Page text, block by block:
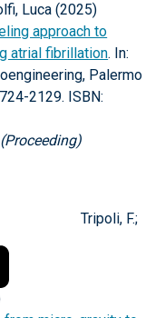
Luca (2025)
approach to
atrial fibrillation. In:
Palermo
2129. ISBN:
Tripoli, F.;